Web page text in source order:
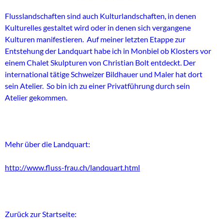
Flusslandschaften sind auch Kulturlandschaften, in denen
Kulturelles gestaltet wird oder in denen sich vergangene
Kulturen manifestieren. Auf meiner letzten Etappe zur
Entstehung der Landquart habe ich in Monbiel ob Klosters vor
einem Chalet Skulpturen von Christian Bolt entdeckt. Der
international tätige Schweizer Bildhauer und Maler hat dort
sein Atelier. So bin ich zu einer Privatführung durch sein
Atelier gekommen.
Mehr über die Landquart:
http://www.fluss-frau.ch/landquart.html
Zurück zur Startseite: